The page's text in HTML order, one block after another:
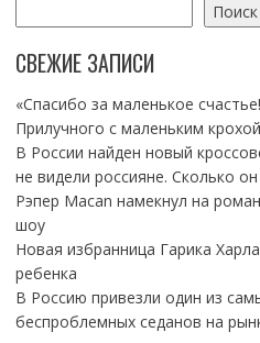
Поиск
СВЕЖИЕ ЗАПИСИ
«Спасибо за маленькое
Прилучного с маленьким
В России найден новый
не видели россияне. Сколько
Рэпер Macan намекнул на
шоу
Новая избранница Гарика
ребенка
В Россию привезли один из
беспроблемных седанов на